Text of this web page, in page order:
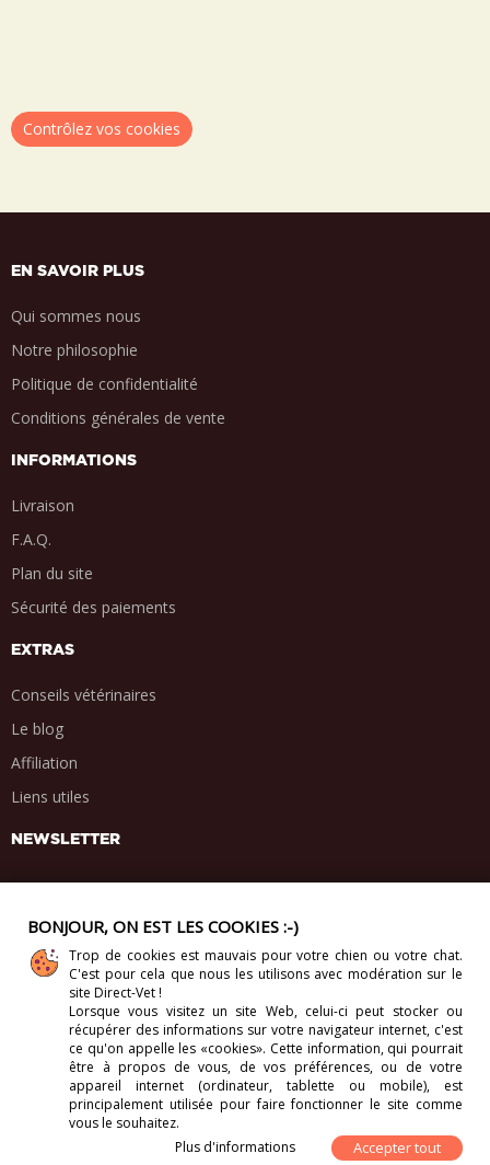
Contrôlez vos cookies
EN SAVOIR PLUS
Qui sommes nous
Notre philosophie
Politique de confidentialité
Conditions générales de vente
INFORMATIONS
Livraison
F.A.Q.
Plan du site
Sécurité des paiements
EXTRAS
Conseils vétérinaires
Le blog
Affiliation
Liens utiles
NEWSLETTER
PARTAGE SOCIAL
. .
Copyright 2012-2026. Direct-Vet BV. Tous droits réservés.
BONJOUR, ON EST LES COOKIES :-)
Trop de cookies est mauvais pour votre chien ou votre chat.
C'est pour cela que nous les utilisons avec modération sur le
site Direct-Vet !
Lorsque vous visitez un site Web, celui-cipeut stocker ou
récupérer des informations sur votre navigateur internet, c'est
ce qu'on appelle les «cookies». Cette information, qui pourrait
être à propos de vous, de vos préférences, ou de votre
appareil internet (ordinateur, tablette ou mobile), est
principalement utilisée pour faire fonctionner le site comme
vous le souhaitez.
Plus d'informations
Accepter tout